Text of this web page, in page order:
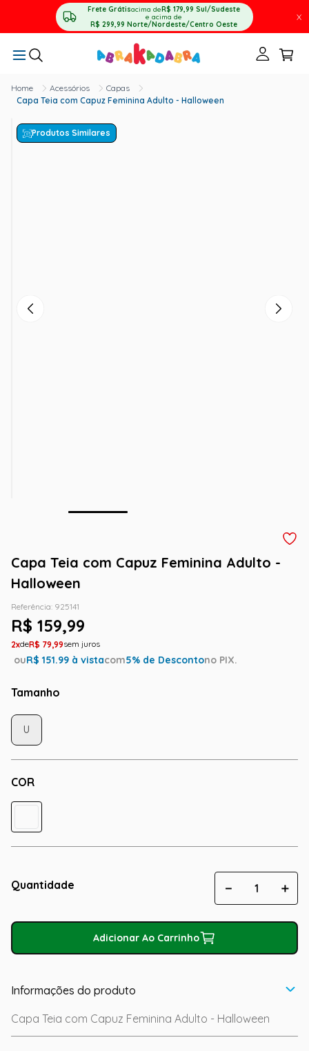
Frete Grátisacima deR$ 179,99 Sul/Sudeste
e acima de
R$ 299,99 Norte/Nordeste/Centro Oeste
X
Acessórios
Capas
Capa Teia com Capuz Feminina Adulto - Halloween
Produtos Similares
Capa Teia com Capuz Feminina Adulto -
Halloween
Referência: 925141
R$ 159,99
2 R$ 79,99
ouR$ 151.99 à vistacom5% de Descontono PIX.
Tamanho
COR
U
Quantidade ＋
－
Adicionar Ao Carrinho
Informações do produto
Capa Teia com Capuz Feminina Adulto - Halloween